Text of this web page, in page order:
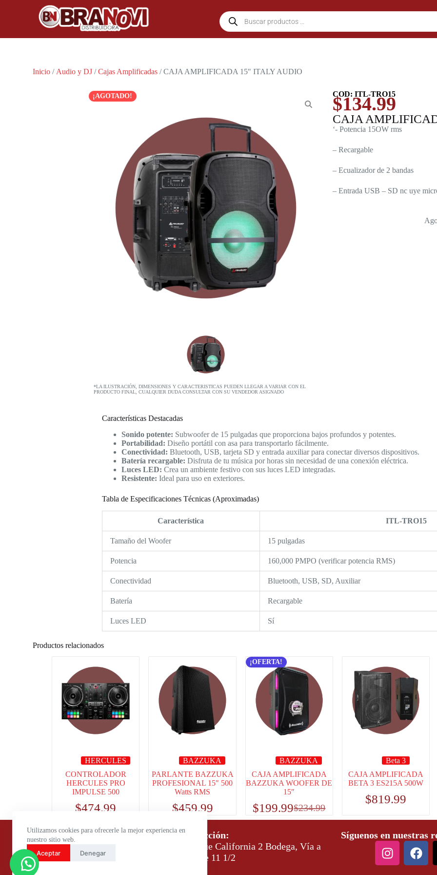
Utilizamos cookies para ofrecerle la mejor experiencia en
nuestro sitio web.
Aceptar Denegar
Inicio / Audio y DJ /Cajas Amplificadas / CAJA AMPLIFICADA 15″ ITALY AUDIO
¡AGOTADO!
*LA ILUSTRACIÓN, DIMENSIONES Y CARACTERISTICAS PUEDEN LLEGAR A VARIAR CON EL
PRODUCTO FINAL, CUALQUIER DUDA CONSULTAR CON SU VENDEDOR ASIGNADO
COD: ITL-TRO15
$134.99
CAJA
‘- Potencia 15OW rms
– Recargable
– Ecualizador de 2 bandas
– Entrada USB – SD nc uye
Características Destacadas
Sonido potente: Subwoofer de 15 pulgadas que proporciona bajos profundos y potentes.
Portabilidad: Diseño portátil con asa para transportarlo fácilmente.
Conectividad: Bluetooth, USB, tarjeta SD y entrada auxiliar para conectar diversos dispositivos.
Batería recargable: Disfruta de tu música por horas sin necesidad de una conexión eléctrica.
Luces LED: Crea un ambiente festivo con sus luces LED integradas.
Resistente: Ideal para uso en exteriores.
Tabla de Especificaciones Técnicas (Aproximadas)
Característica ITL-TRO15
Tamaño del Woofer 15 pulgadas
Potencia 160,000 PMPO (verificar potencia RMS)
Conectividad Bluetooth, USB, SD, Auxiliar
Batería Recargable
Luces LED Sí
Productos relacionados
HERCULES
CONTROLADOR
HERCULES PRO
IMPULSE 500
$474.99
BAZZUKA
PARLANTE BAZZUKA
PROFESIONAL 15″ 500
Watts RMS
$459.99
¡OFERTA!
BAZZUKA
CAJA AMPLIFICADA
BAZZUKA WOOFER DE
15″
$234.99
$199.99
Beta 3
CAJA AMPLIFICADA
BETA 3 ES215A 500W
$819.99
Horario de atención:
Lunes a Viernes: 9:00 – 18:00
Sábados: 9:00 – 14:00
Dirección:
Parque California 2 Bodega, Vía a
Daule 11 1/2
Síguenos en nuestras